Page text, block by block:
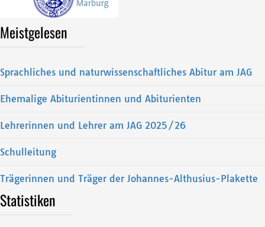
Meistgelesen
Sprachliches und naturwissenschaftliches Abitur am JAG
Ehemalige Abiturientinnen und Abiturienten
Lehrerinnen und Lehrer am JAG 2025/26
Schulleitung
Trägerinnen und Träger der Johannes-Althusius-Plakette
Statistiken